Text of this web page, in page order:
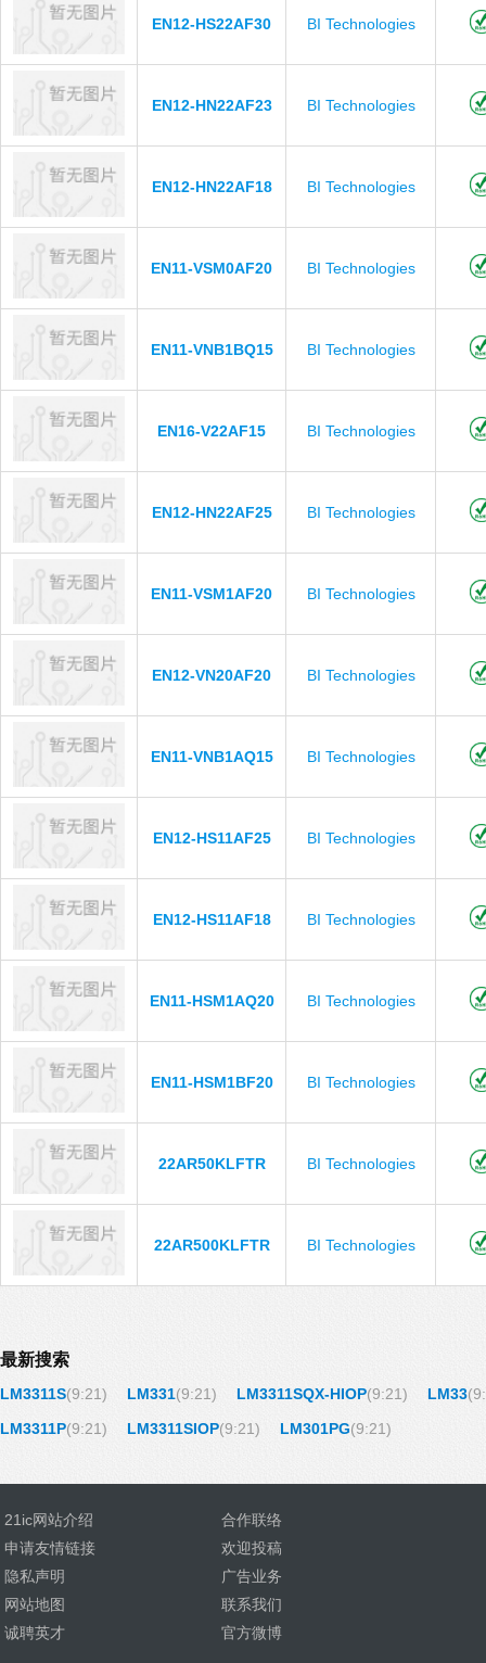
EN12-HS22AF30 BI Technologies
EN12-HN22AF23 BI Technologies
EN12-HN22AF18 BI Technologies
EN11-VSM0AF20 BI Technologies
EN11-VNB1BQ15 BI Technologies
EN16-V22AF15 BI Technologies
EN12-HN22AF25 BI Technologies
EN11-VSM1AF20 BI Technologies
EN12-VN20AF20 BI Technologies
EN11-VNB1AQ15 BI Technologies
EN12-HS11AF25 BI Technologies
EN12-HS11AF18 BI Technologies
EN11-HSM1AQ20 BI Technologies
EN11-HSM1BF20 BI Technologies
22AR50KLFTR BI Technologies
22AR500KLFTR BI Technologies
最新搜索
LM3311S(9:21) LM331(9:21) LM3311SQX-HIOP(9:21) LM33
LM3311P(9:21) LM3311SIOP(9:21) LM301PG(9:21)
21ic网站介绍
合作联络
申请友情链接
欢迎投稿
隐私声明
广告业务
网站地图
联系我们
诚聘英才
官方微博